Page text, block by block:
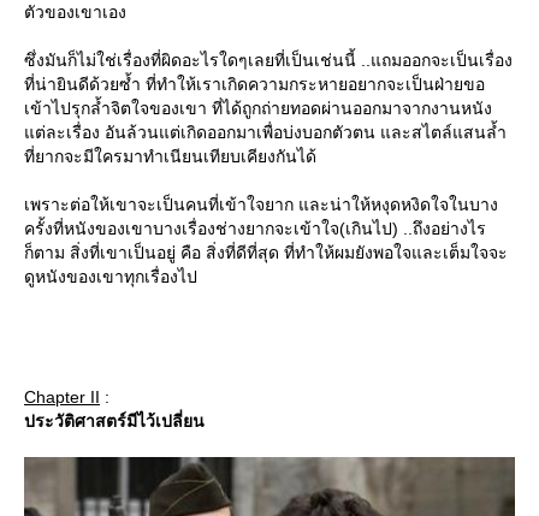
ตัวของเขาเอง
ซึ่งมันก็ไม่ใช่เรื่องที่ผิดอะไรใดๆเลยที่เป็นเช่นนี้ ..แถมออกจะเป็นเรื่อง
ที่น่ายินดีด้วยซ้ำ ที่ทำให้เราเกิดความกระหายอยากจะเป็นฝ่ายขอ
เข้าไปรุกล้ำจิตใจของเขา ที่ได้ถูกถ่ายทอดผ่านออกมาจากงานหนัง
ต่ละเรื่อง อันล้วนแต่เกิดออกมาเพื่อบ่งบอกตัวตน และสไตล์แสนล้ำ
ที่ยากจะมีใครมาทำเนียนเทียบเคียงกันได้
เพราะต่อให้เขาจะเป็นคนที่เข้าใจยาก และน่าให้หงุดหงิดใจในบาง
ครั้งที่หนังของเขาบางเรื่องช่างยากจะเข้าใจ(เกินไป) ..ถึงอย่างไร
ก็ตาม สิ่งที่เขาเป็นอยู่ คือ สิ่งที่ดีที่สุด ที่ทำให้ผมยังพอใจและเต็มใจจะ
ดูหนังของเขาทุกเรื่องไป
Chapter II :
ประวัติศาสตร์มีไว้เปลี่ยน